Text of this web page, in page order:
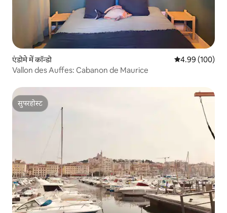
एंडोमे में कॉन्डो औसत रेटिंग 5 में से
4.99 (100)
Vallon des Auffes: Cabanon de Maurice
सुपरहोस्ट
सुपरहोस्ट